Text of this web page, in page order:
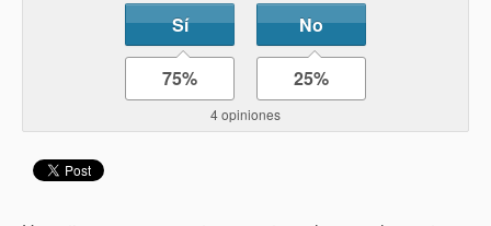
Sí No
75% 25%
4 opiniones